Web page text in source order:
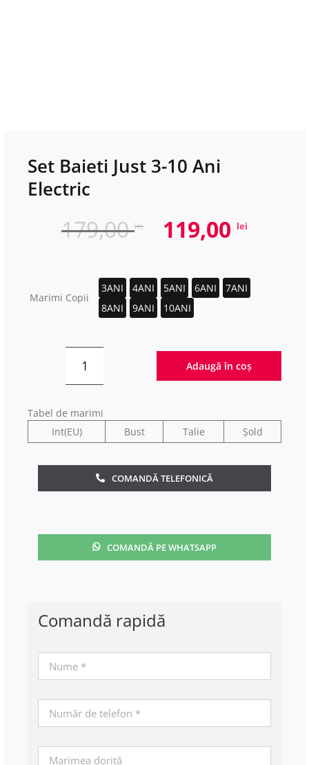
Set Baieti Just 3-10 Ani
Electric
179,00lei Prețul
inițial
fost:
179,00 lei.
119,00 lei
Marimi Copii
3ANI 4ANI 5ANI 6ANI
7ANI
8ANI
9ANI 10ANI
Cantitate
Baieti
3-
10
Ani
Adaugă în coș
Tabel de marimi
Int(EU)
Bust Talie Șold
COMANDĂ TELEFONICĂ
COMANDĂ PE WHATSAPP
Comandă rapidă